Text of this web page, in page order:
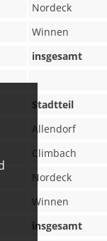
Nordeck
Winnen
insgesamt
Stadtteil
Allendorf
Climbach
Nordeck
Winnen
insgesamt